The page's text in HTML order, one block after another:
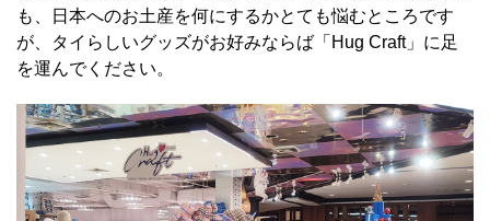
も、日本へのお土産を何にするかとても悩むところです
が、タイらしいグッズがお好みならば「Hug Craft」に足
を運んでください。